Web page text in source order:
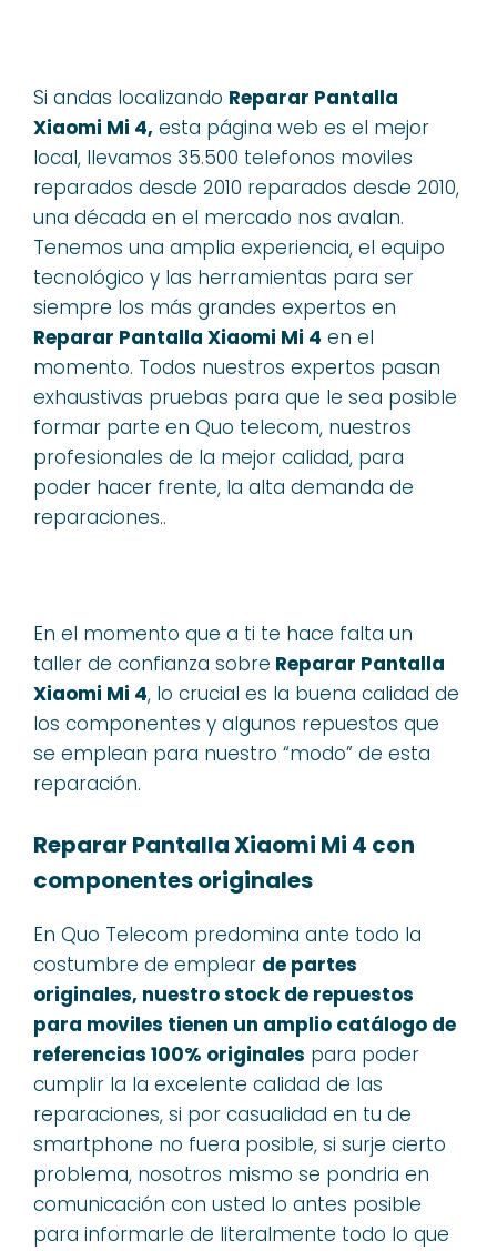
Si andas localizando Reparar Pantalla
Xiaomi Mi 4, esta página web es el mejor
local, llevamos 35.500 telefonos moviles
reparados desde 2010 reparados desde 2010,
una década en el mercado nos avalan.
Tenemos una amplia experiencia, el equipo
tecnológico y las herramientas para ser
siempre los más grandes expertos en
Reparar Pantalla Xiaomi Mi 4 en el
momento. Todos nuestros expertos pasan
exhaustivas pruebas para que le sea posible
formar parte en Quo telecom, nuestros
profesionales de la mejor calidad, para
poder hacer frente, la alta demanda de
reparaciones..
En el momento que a ti te hace falta un
taller de confianza sobre Reparar Pantalla
Xiaomi Mi 4, lo crucial es la buena calidad de
los componentes y algunos repuestos que
se emplean para nuestro “modo” de esta
reparación.
Reparar Pantalla Xiaomi Mi 4 con
componentes originales
En Quo Telecom predomina ante todo la
costumbre de emplear de partes
originales, nuestro stock de repuestos
para moviles tienen un amplio catálogo de
referencias 100% originales para poder
cumplir la la excelente calidad de las
reparaciones, si por casualidad en tu de
smartphone no fuera posible, si surje cierto
problema, nosotros mismo se pondria en
comunicación con usted lo antes posible
para informarle de literalmente todo lo que